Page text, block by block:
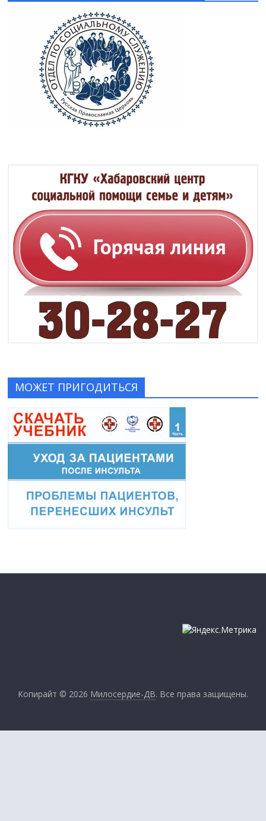
МОЖЕТ ПРИГОДИТЬСЯ
Копирайт © 2026 Милосердие-ДВ. Все права защищены.